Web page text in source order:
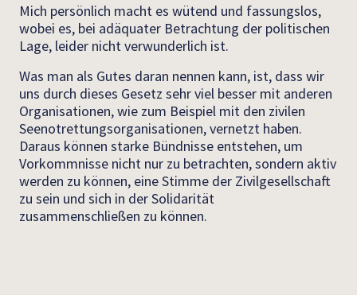
Mich persönlich macht es wütend und fassungslos,
wobei es, bei adäquater Betrachtung der politischen
Lage, leider nicht verwunderlich ist.
Was man als Gutes daran nennen kann, ist, dass wir
uns durch dieses Gesetz sehr viel besser mit anderen
Organisationen, wie zum Beispiel mit den zivilen
Seenotrettungsorganisationen, vernetzt haben.
Daraus können starke Bündnisse entstehen, um
Vorkommnisse nicht nur zu betrachten, sondern aktiv
werden zu können, eine Stimme der Zivilgesellschaft
zu sein und sich in der Solidarität
zusammenschließen zu können.